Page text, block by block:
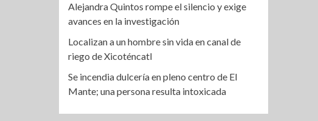
Alejandra Quintos rompe el silencio y exige
avances en la investigación
Localizan a un hombre sin vida en canal de
riego de Xicoténcatl
Se incendia dulcería en pleno centro de El
Mante; una persona resulta intoxicada